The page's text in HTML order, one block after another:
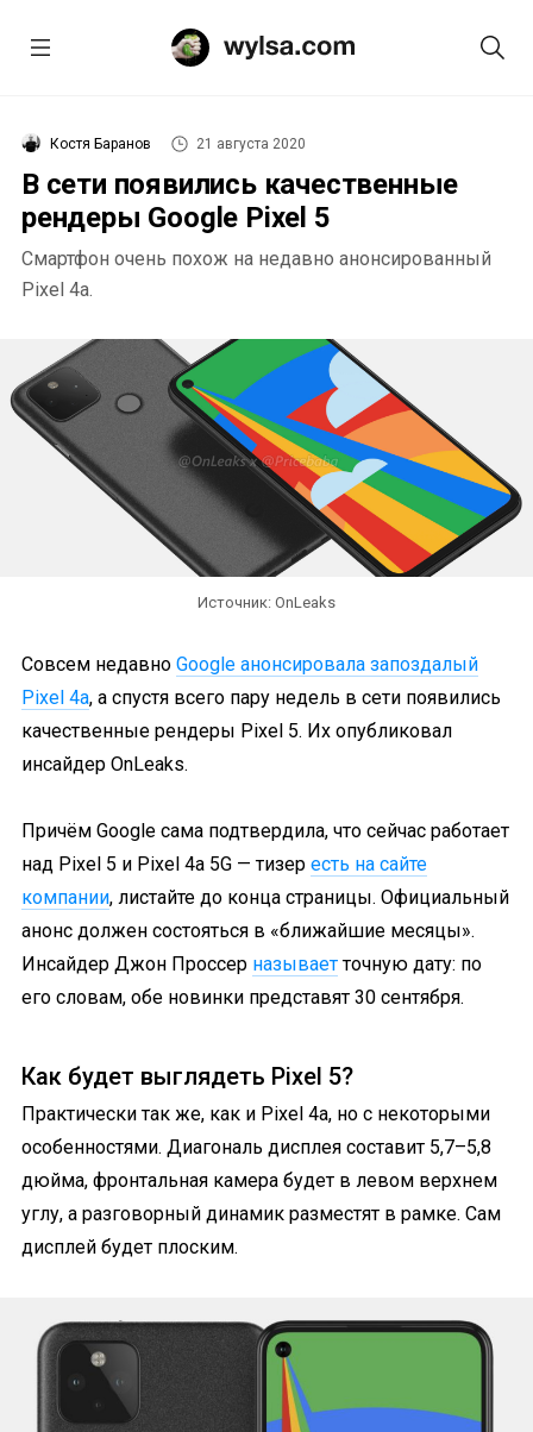
Костя Баранов 21 августа 2020
В сети появились качественные
рендеры Google Pixel 5
Смартфон очень похож на недавно анонсированный
Pixel 4a.
Источник: OnLeaks
Совсем недавно Google анонсировала запоздалый
Pixel 4a, а спустя всего пару недель в сети появились
качественные рендеры Pixel 5. Их опубликовал
инсайдер OnLeaks.
Причём Google сама подтвердила, что сейчас работает
над Pixel 5 и Pixel 4a 5G — тизер есть на сайте
компании, листайте до конца страницы. Официальный
анонс должен состояться в «ближайшие месяцы».
Инсайдер Джон Проссер называетточную дату: по
его словам, обе новинки представят 30 сентября.
Как будет выглядеть Pixel 5?
Практически так же, как и Pixel 4a, но с некоторыми
особенностями. Диагональ дисплея составит 5,7–5,8
дюйма, фронтальная камера будет в левом верхнем
углу, а разговорный динамик разместят в рамке. Сам
дисплей будет плоским.